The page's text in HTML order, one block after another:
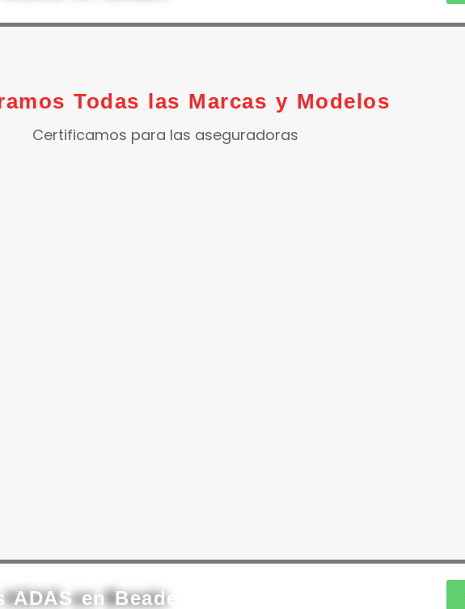
Todas las Marcas y Modelos
Certificamos para las aseguradoras
en Beade